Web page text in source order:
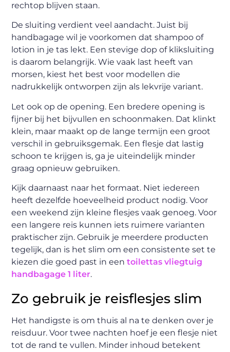
rechtop blijven staan.
De sluiting verdient veel aandacht. Juist bij
handbagage wil je voorkomen dat shampoo of
lotion in je tas lekt. Een stevige dop of kliksluiting
is daarom belangrijk. Wie vaak last heeft van
morsen, kiest het best voor modellen die
nadrukkelijk ontworpen zijn als lekvrije variant.
Let ook op de opening. Een bredere opening is
fijner bij het bijvullen en schoonmaken. Dat klinkt
klein, maar maakt op de lange termijn een groot
verschil in gebruiksgemak. Een flesje dat lastig
schoon te krijgen is, ga je uiteindelijk minder
graag opnieuw gebruiken.
Kijk daarnaast naar het formaat. Niet iedereen
heeft dezelfde hoeveelheid product nodig. Voor
een weekend zijn kleine flesjes vaak genoeg. Voor
een langere reis kunnen iets ruimere varianten
praktischer zijn. Gebruik je meerdere producten
tegelijk, dan is het slim om een consistente set te
kiezen die goed past in eentoilettas vliegtuig
handbagage 1 liter.
Zo gebruik je reisflesjes slim
Het handigste is om thuis al na te denken over je
reisduur. Voor twee nachten hoef je een flesje niet
tot de rand te vullen. Minder inhoud betekent